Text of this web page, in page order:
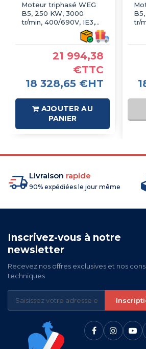
Moteur triphasé WEG
B5, 250 KW, 3000
tr/min, 400/690V, IE3,
21 994,38
€TTC
18 328,65 €HT
AJOUTER AU
PANIER
tr/
Livraison rapide
90% expédiées le jour même
Inscrivez-vous à notre
newsletter
Recevez nos offres exclusives et nos
techniques